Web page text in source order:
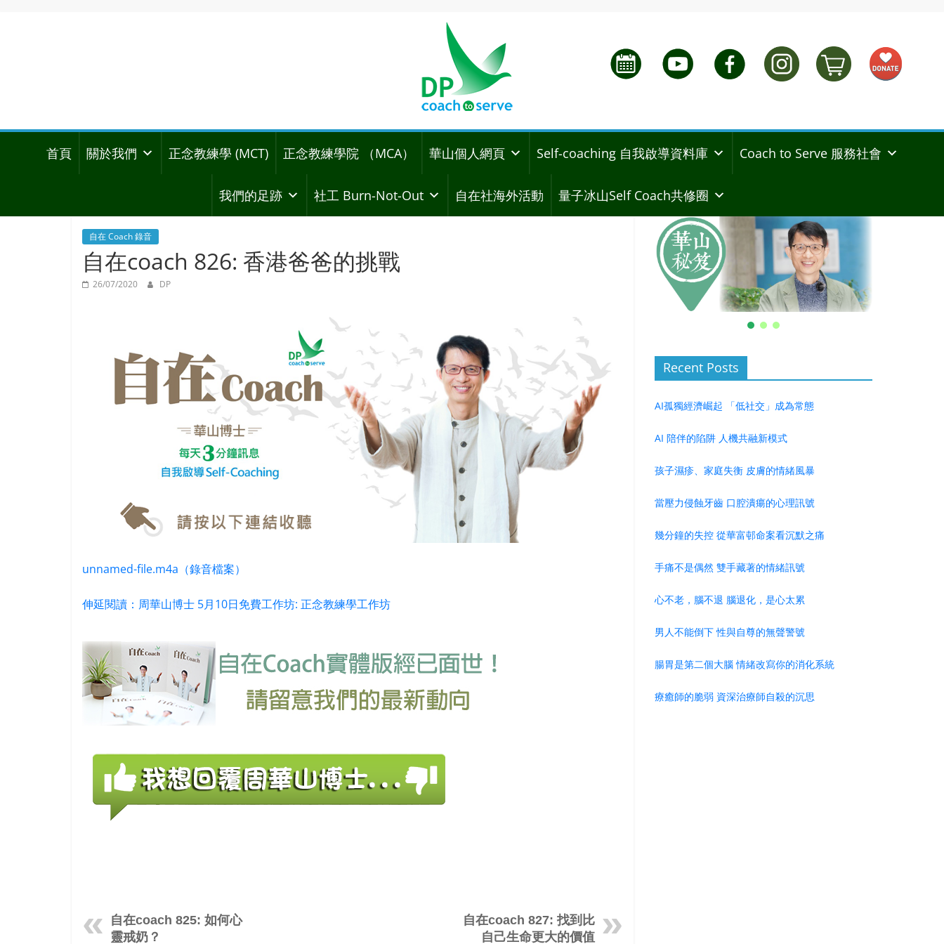
首頁 關於我們 正念教練學 (MCT) 正念教練學院 （MCA） 華山個人網頁 Self-coaching 自我啟導資料庫 Coach to Serve 服務社會
我們的足跡 社工 Burn-Not-Out 自在社海外活動 量子冰山Self Coach共修圈
自在 Coach 錄音
自在coach 826: 香港爸爸的挑戰
26/07/2020 DP
unnamed-file.m4a（錄音檔案）
伸延閱讀：周華山博士 5月10日免費工作坊: 正念教練學工作坊
自在coach 825: 如何心
靈戒奶？
自在coach 827: 找到比
自己生命更大的價值
Recent Posts
AI孤獨經濟崛起 「低社交」成為常態
AI 陪伴的陷阱 人機共融新模式
孩子濕疹、家庭失衡 皮膚的情緒風暴
當壓力侵蝕牙齒 口腔潰瘍的心理訊號
幾分鐘的失控 從華富邨命案看沉默之痛
手痛不是偶然 雙手藏著的情緒訊號
心不老，腦不退 腦退化，是心太累
男人不能倒下 性與自尊的無聲警號
腸胃是第二個大腦 情緒改寫你的消化系統
療癒師的脆弱 資深治療師自殺的沉思